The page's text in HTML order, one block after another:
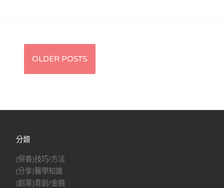
Posts
navigation
OLDER POSTS
分類
(保養)技巧/方法
(分享)醫學知識
(創業)青創/金融